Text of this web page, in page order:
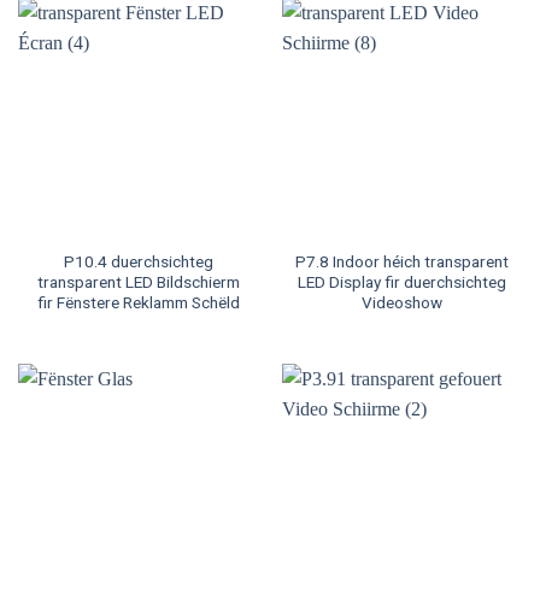
P10.4 duerchsichteg
transparent LED Bildschierm
fir Fënstere Reklamm Schëld
P7.8 Indoor héich transparent
LED Display fir duerchsichteg
Videoshow